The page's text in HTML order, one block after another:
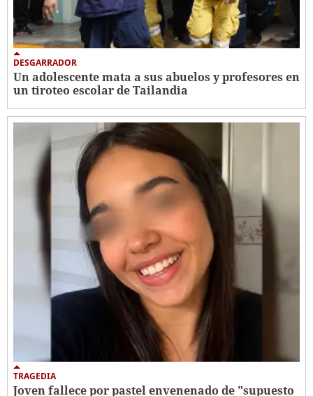
DESGARRADOR
Un adolescente mata a sus abuelos y profesores en
un tiroteo escolar de Tailandia
TRAGEDIA
Joven fallece por pastel envenenado de "supuesto